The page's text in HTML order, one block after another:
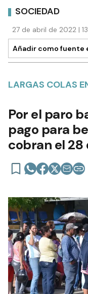
SOCIEDAD
27 de abril de 2022 |
Añadir como fuente
LARGAS COLAS
Por el paro
pago para
cobran el 28